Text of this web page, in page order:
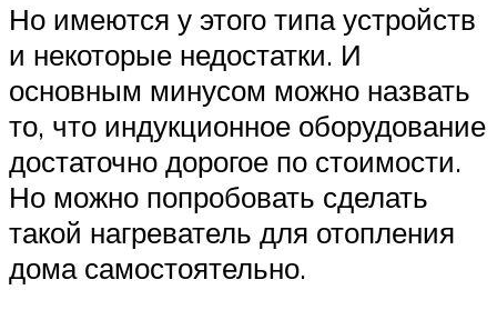
Но имеются у этого типа устройств
и некоторые недостатки. И
основным минусом можно назвать
то, что индукционное оборудование
достаточно дорогое по стоимости.
Но можно попробовать сделать
такой нагреватель для отопления
дома самостоятельно.